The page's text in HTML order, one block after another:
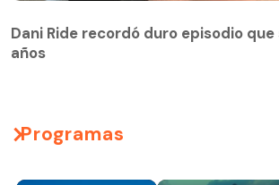
Dani Ride recordó duro episodio que
años
Programas